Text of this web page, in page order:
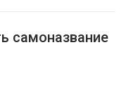
самоназвание